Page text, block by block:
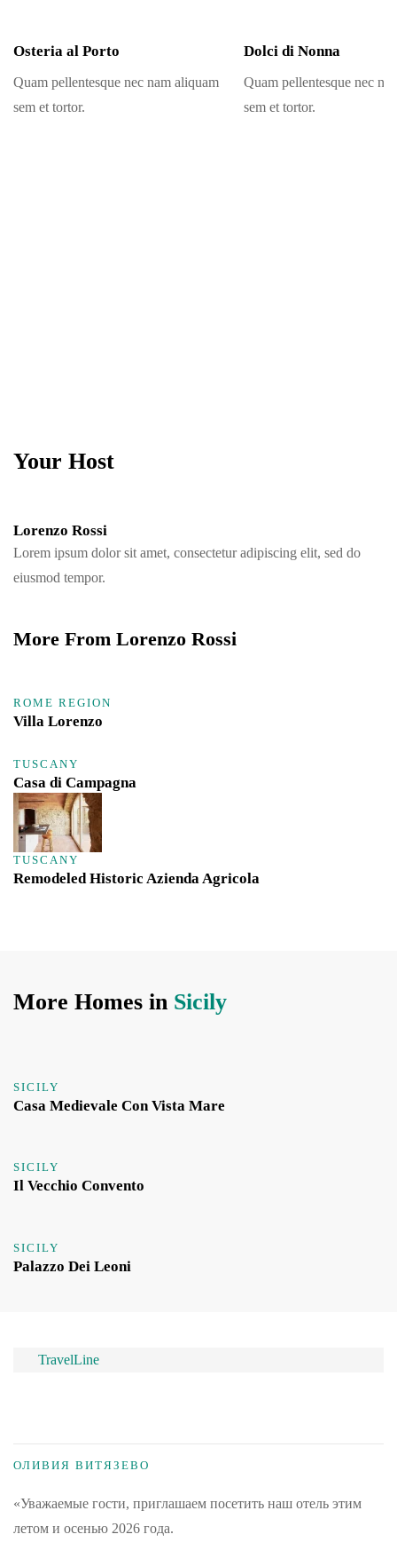
Osteria al Porto
Quam pellentesque nec nam aliquam
sem et tortor.
Dolci di Nonna
Quam pellentesque nec
sem et tortor.
Your Host
Lorenzo Rossi
Lorem ipsum dolor sit amet, consectetur adipiscing elit, sed do
eiusmod tempor.
More From Lorenzo Rossi
ROME REGION
Villa Lorenzo
TUSCANY
Casa di Campagna
TUSCANY
Remodeled Historic Azienda Agricola
More Homes in Sicily
SICILY
Casa Medievale Con Vista Mare
SICILY
Il Vecchio Convento
SICILY
Palazzo Dei Leoni
TravelLine
ОЛИВИЯ ВИТЯЗЕВО
«Уважаемые гости, приглашаем посетить наш отель этим
летом и осенью 2026 года.